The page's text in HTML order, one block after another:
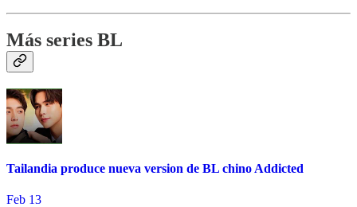
Más series BL
Tailandia produce nueva version de BL chino Addicted
Feb 13